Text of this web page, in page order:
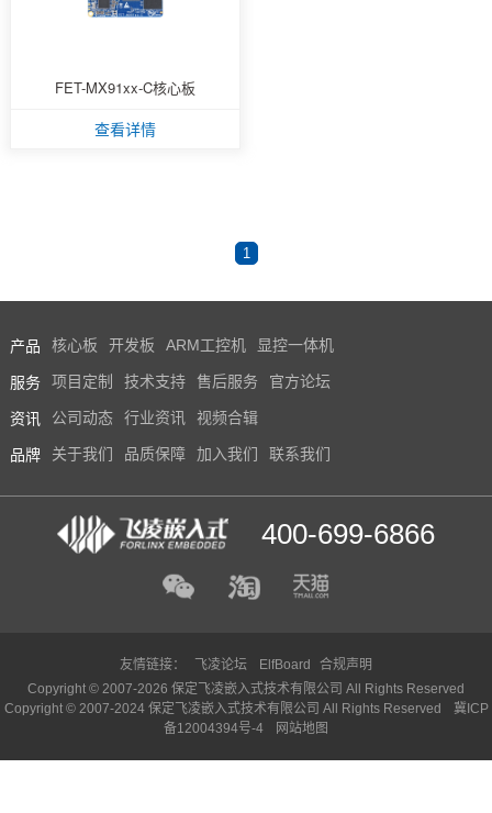
FET-MX91xx-C核心板
查看详情
1
产品 核心板 开发板 ARM工控机 显控一体机
服务 项目定制 技术支持 售后服务 官方论坛
资讯 公司动态 行业资讯 视频合辑
品牌 关于我们 品质保障 加入我们 联系我们
400-699-6866
友情链接： 飞凌论坛 ElfBoard
合规声明
Copyright © 2007-2026 保定飞凌嵌入式技术有限公司 All Rights Reserved
Copyright © 2007-2024 保定飞凌嵌入式技术有限公司 All Rights Reserved
冀ICP
备12004394号-4
网站地图